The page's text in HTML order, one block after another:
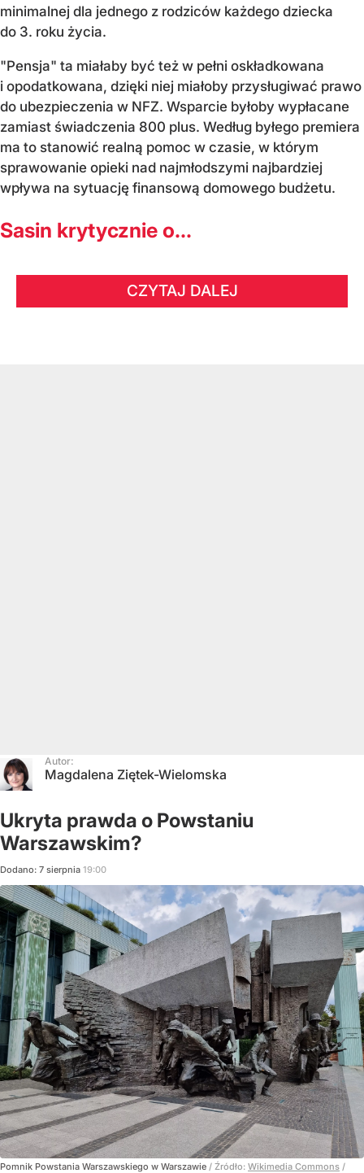
minimalnej dla jednego z rodziców każdego dziecka
do 3. roku życia.
"Pensja" ta miałaby być też w pełni oskładkowana
i opodatkowana, dzięki niej miałoby przysługiwać prawo
do ubezpieczenia w NFZ. Wsparcie byłoby wypłacane
zamiast świadczenia 800 plus. Według byłego premiera
ma to stanowić realną pomoc w czasie, w którym
sprawowanie opieki nad najmłodszymi najbardziej
wpływa na sytuację finansową domowego budżetu.
Sasin krytycznie o...
CZYTAJ DALEJ
Autor:
Magdalena Ziętek-Wielomska
Ukryta prawda o Powstaniu
Warszawskim?
Dodano: 7 sierpnia 19:00
Pomnik Powstania Warszawskiego w Warszawie / Źródło: Wikimedia Commons /